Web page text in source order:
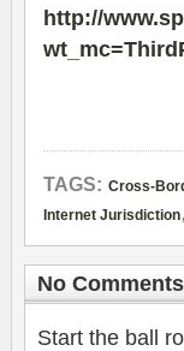
http://
TAGS: Cross-
Internet Jurisdiction,
No Comments
Start the ball